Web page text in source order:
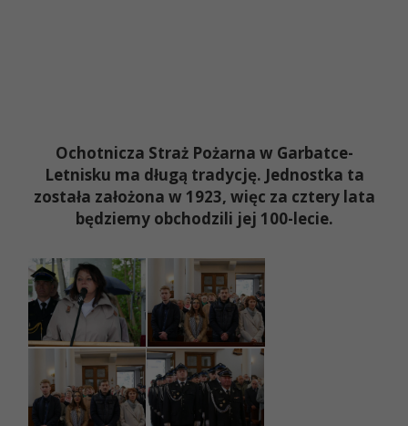
Ochotnicza Straż Pożarna w Garbatce-
Letnisku ma długą tradycję. Jednostka ta
została założona w 1923, więc za cztery lata
będziemy obchodzili jej 100-lecie.